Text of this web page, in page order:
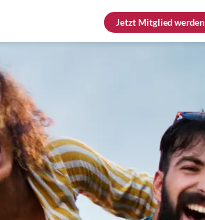
JetztMitglied werden